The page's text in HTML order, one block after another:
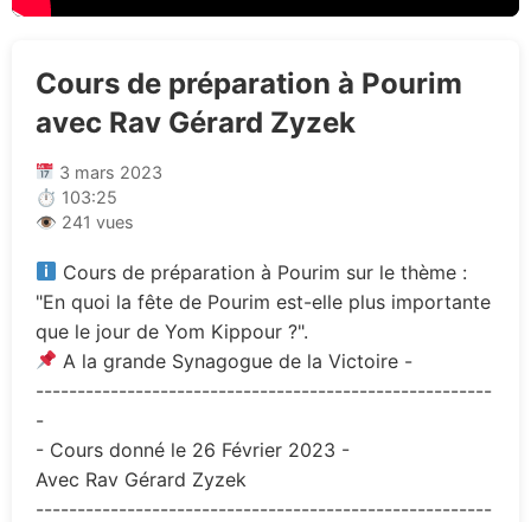
Cours de préparation à Pourim
avec Rav Gérard Zyzek
3 mars 2023
⏱ 103:25
👁 241 vues
Cours de préparation à Pourim sur le thème :
"En quoi la fête de Pourim est-elle plus importante
que le jour de Yom Kippour ?".
A la grande Synagogue de la Victoire -
-------------------------------------------------------
-
- Cours donné le 26 Février 2023 -
Avec Rav Gérard Zyzek
-------------------------------------------------------